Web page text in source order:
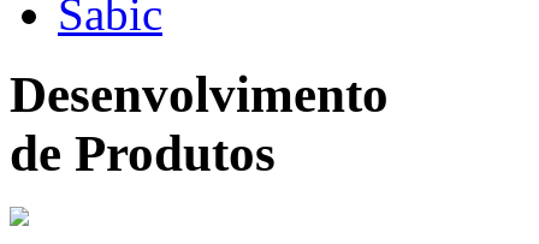
Desenvolvimento
de Produtos